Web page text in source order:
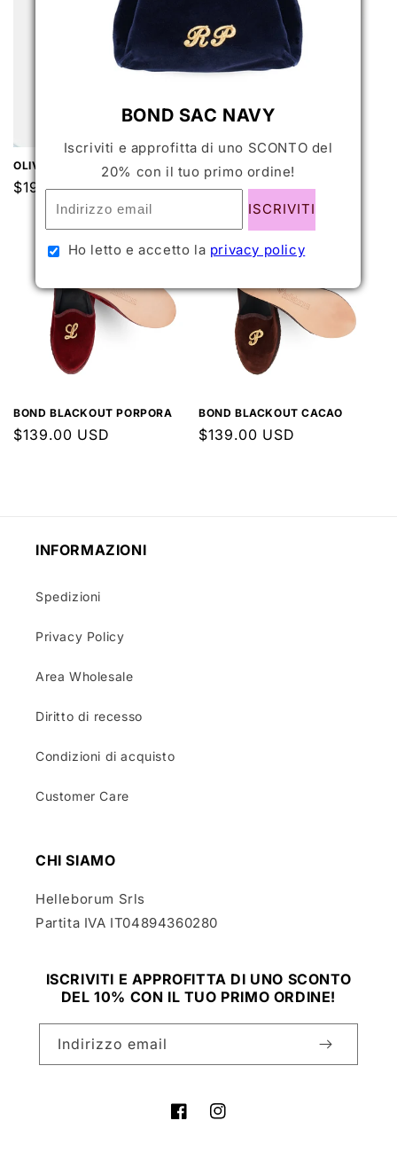
OLIVIER
Prezzo
listino
$194.00 USD
Prezzo
di
listino
$139.00 USD
BOND BLACKOUT PORPORA
Prezzo
$139.00 USD
BOND BLACKOUT CACAO
Prezzo
$139.00 USD
INFORMAZIONI
Spedizioni
Privacy Policy
Area Wholesale
Diritto di recesso
Condizioni di acquisto
Customer Care
CHI SIAMO
Helleborum Srls
Partita IVA IT04894360280
ISCRIVITI E APPROFITTA DI UNO SCONTO
DEL 10% CON IL TUO PRIMO ORDINE!
Indirizzo email
FacebookInstagram
BOND SAC NAVY
Iscriviti e approfitta di uno SCONTO del
20% con il tuo primo ordine!
ISCRIVITI
Ho letto e accetto la privacy policy